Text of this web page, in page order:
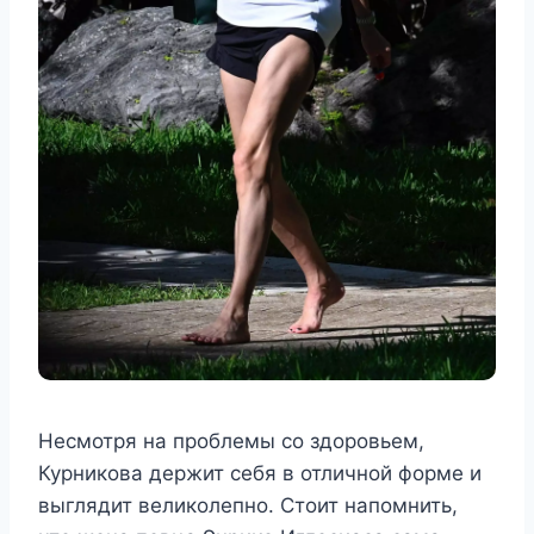
Несмотря на проблемы со здоровьем,
Курникова держит себя в отличной форме и
выглядит великолепно. Стоит напомнить,